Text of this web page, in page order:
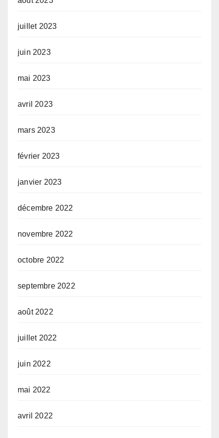
juillet 2023
juin 2023
mai 2023
avril 2023
mars 2023
février 2023
janvier 2023
décembre 2022
novembre 2022
octobre 2022
septembre 2022
août 2022
juillet 2022
juin 2022
mai 2022
avril 2022